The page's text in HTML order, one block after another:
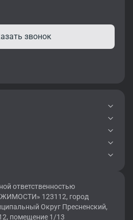
звонок
ответственностью
123112, город
Округ Пресненский,
помещение 1/13